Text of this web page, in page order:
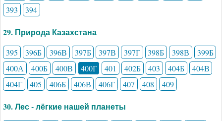
393
394
29. Природа Казахстана
395 396Б 396В 397Б 397В 397Г 398Б 398В
399Б
400А
400Б 400В 400Г 401 402Б 403 404Б
404В
404Г
405 406Б 406В 406Г 407 408 409
30. Лес - лёгкие нашей планеты